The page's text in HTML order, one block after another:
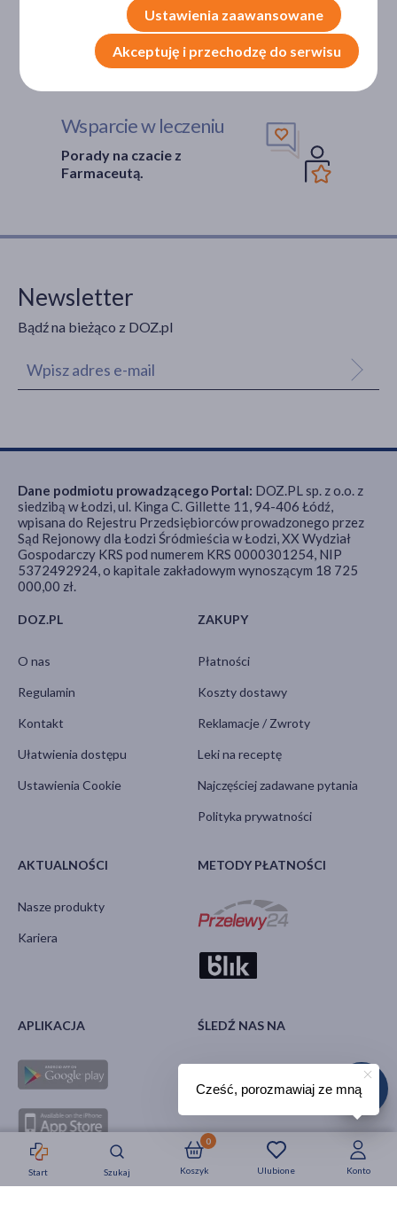
Strefa okazji Nowości Krótkie daty
Start Szukaj Ulubione
Koszyk
0
Konto
Bezpieczeństwo
Weryfikacja interakcji leków.
Encyklopedia leków i ziół
Wsparcie w leczeniu
Porady na czacie z
Farmaceutą.
Newsletter
Bądź na bieżąco z DOZ.pl
DOZ.PL
O nas
Regulamin
Kontakt
Ułatwienia dostępu
Ustawienia Cookie
ZAKUPY
Płatności
Koszty dostawy
Reklamacje / Zwroty
Leki na receptę
Najczęściej zadawane pytania
Polityka prywatności
AKTUALNOŚCI
Nasze produkty
Kariera
METODY PŁATNOŚCI
APLIKACJA ŚLEDŹ NAS NA
Dane podmiotu prowadzącego Portal: DOZ.PL sp. z o.o. z
siedzibą w Łodzi, ul. Kinga C. Gillette 11, 94-406 Łódź,
wpisana do Rejestru Przedsiębiorców prowadzonego przez
Sąd Rejonowy dla Łodzi Śródmieścia w Łodzi, XX Wydział
Gospodarczy KRS pod numerem KRS 0000301254, NIP
5372492924, o kapitale zakładowym wynoszącym 18 725
000,00 zł.
Ustawienia zaawansowane
Akceptuję i przechodzę do serwisu
Cześć, porozmawiaj ze mną